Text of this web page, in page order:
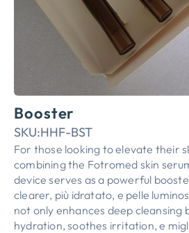
Booster
SKU:HHF-BST
For those looking to elevate their
combining the Fotromed skin
device serves as a powerful
clearer, più idratato, e pelle
not only enhances deep cleansing
hydration,soothes irritation, e